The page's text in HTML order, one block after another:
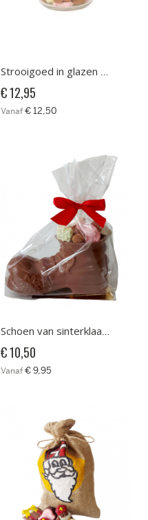
Strooigoed in glazen pot
€ 12,95
Vanaf€ 12,50
Schoen van sinterklaas groot met strooigoed
€ 10,50
Vanaf€ 9,95